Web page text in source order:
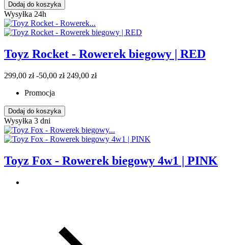
Dodaj do koszyka
Wysyłka 24h
Toyz Rocket - Rowerek biegowy | RED
299,00 zł -50,00 zł 249,00 zł
Promocja
Dodaj do koszyka
Wysyłka 3 dni
Toyz Fox - Rowerek biegowy 4w1 | PINK